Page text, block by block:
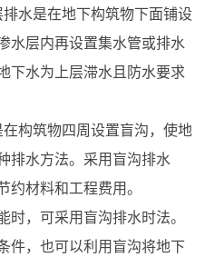
水是在地下构筑物下面铺设
水层内再设置集水管或排水
下水为上层滞水且防水要求
构筑物四周设置盲沟，使地
排水方法。采用盲沟排水
约材料和工程费用。
时，可采用盲沟排水时法。
件，也可以利用盲沟将地下